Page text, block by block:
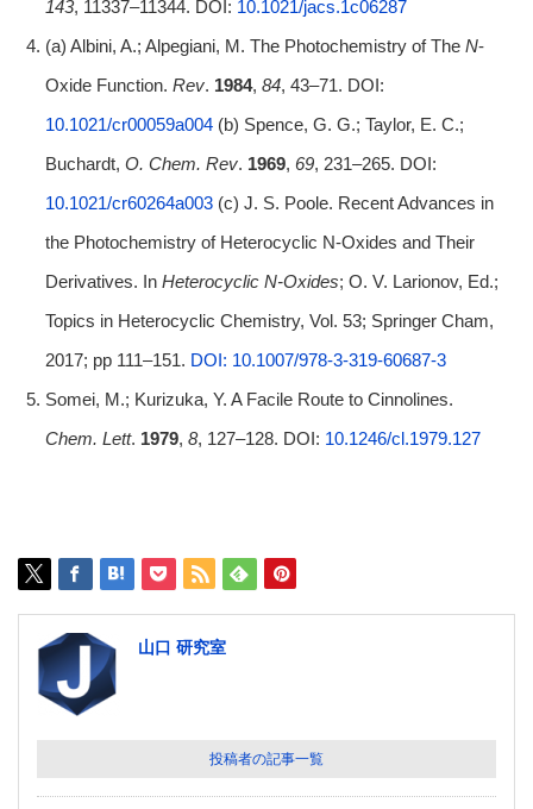
143, 11337–11344. DOI: 10.1021/jacs.1c06287
(a) Albini, A.; Alpegiani, M. The Photochemistry of The N-
Oxide Function. Rev. 1984, 84, 43–71. DOI:
10.1021/cr00059a004(b) Spence, G. G.; Taylor, E. C.;
Buchardt, O. Chem. Rev. 1969, 69, 231–265. DOI:
10.1021/cr60264a003(c) J. S. Poole. Recent Advances in
the Photochemistry of Heterocyclic N-Oxides and Their
Derivatives. In Heterocyclic N-Oxides; O. V. Larionov, Ed.;
Topics in Heterocyclic Chemistry, Vol. 53; Springer Cham,
2017; pp 111–151. DOI: 10.1007/978-3-319-60687-3
Somei, M.; Kurizuka, Y. A Facile Route to Cinnolines.
Chem. Lett. 1979, 8, 127–128. DOI: 10.1246/cl.1979.127
山口 研究室
投稿者の記事一覧